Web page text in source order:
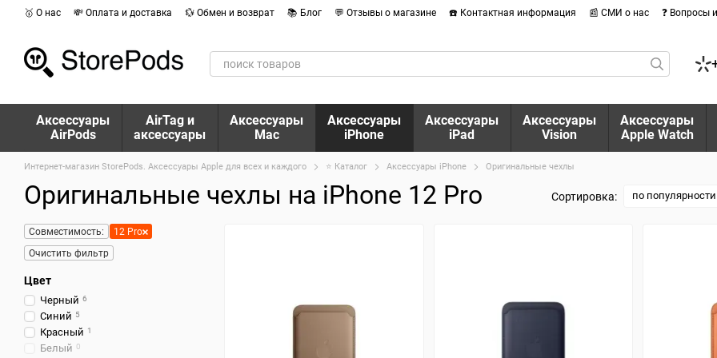
Перейти к основному контенту
🥇 О нас 💸 Оплата и доставка 💱 Обмен и возврат 📚 Блог 💬 Отзывы о магазине ☎️ Контактная информация 📰 СМИ о нас ❓ Вопросы
Аксессуары
AirPods
AirTag и
аксессуары
Аксессуары
Mac
Аксессуары
iPhone
Аксессуары
iPad
Аксессуары
Vision
Аксессуары
Apple Watch
Интернет-магазин StorePods. Аксессуары Apple для всех и каждого ⭐ Каталог Аксессуары iPhone Оригинальные чехлы
Оригинальные чехлы на iPhone 12 Pro Сортировка: по популярности
Совместимость:
12 Pro
Очистить фильтр
Цвет
Черный 6
Синий 5
Красный 1
Белый 0